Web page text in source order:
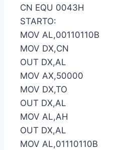
CN EQU 0043H
STARTO:
MOV AL,00110110B
MOV DX,CN
OUT DX,AL
MOV AX,50000
MOV DX,TO
OUT DX,AL
MOV AL,AH
OUT DX,AL
MOV AL,01110110B